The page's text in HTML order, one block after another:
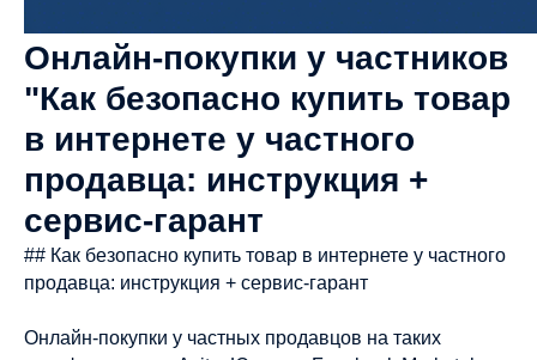
Онлайн-покупки у частников
"Как безопасно купить товар
в интернете у частного
продавца: инструкция +
сервис-гарант
## Как безопасно купить товар в интернете у частного
продавца: инструкция + сервис-гарант
Онлайн-покупки у частных продавцов на таких